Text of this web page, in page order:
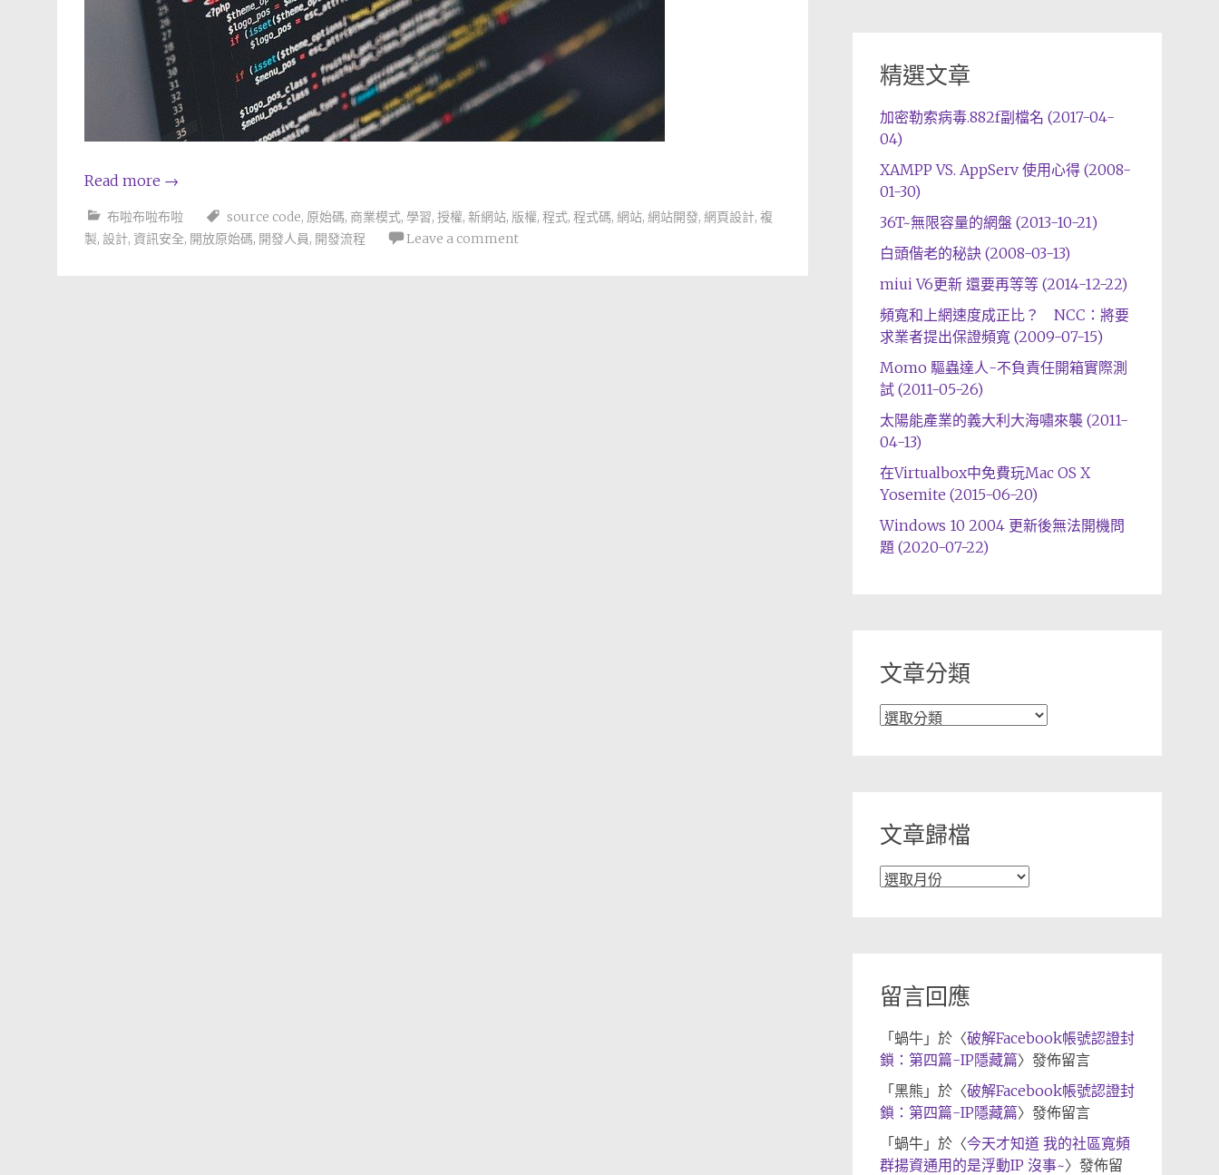
Read more →
布啦布啦布啦 source code, 原始碼, 商業模式, 學習, 授權, 新網站, 版權, 程式, 程式碼, 網站, 網站開發, 網頁設計, 複
製, 設計, 資訊安全, 開放原始碼, 開發人員, 開發流程 Leave a comment
精選文章
加密勒索病毒.882f副檔名 (2017-04-
04)
XAMPP VS. AppServ 使用心得 (2008-
01-30)
36T~無限容量的網盤 (2013-10-21)
白頭偕老的秘訣 (2008-03-13)
miui V6更新 還要再等等 (2014-12-22)
頻寬和上網速度成正比？ NCC：將要
求業者提出保證頻寬 (2009-07-15)
Momo 驅蟲達人-不負責任開箱實際測
試 (2011-05-26)
太陽能產業的義大利大海嘯來襲 (2011-
04-13)
在Virtualbox中免費玩Mac OS X
Yosemite (2015-06-20)
Windows 10 2004 更新後無法開機問
題 (2020-07-22)
文章分類
文
文章歸檔
文
留言回應
「 蝸牛」於〈破解Facebook帳號認證封
鎖：第四篇-IP隱藏篇〉發佈留言
「 黑熊 」於〈破解Facebook帳號認證封
鎖：第四篇-IP隱藏篇〉發佈留言
「 蝸牛」於〈今天才知道 我的社區寬頻
群揚資通用的是浮動IP 沒事~〉發佈留